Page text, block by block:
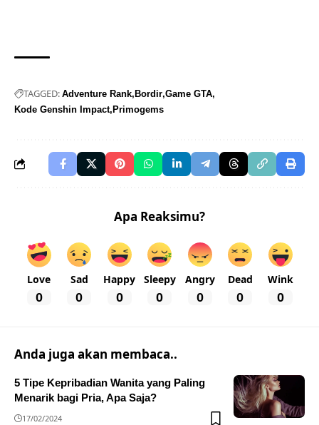
TAGGED: Adventure Rank Bordir Game GTA
Kode Genshin Impact Primogems
Apa Reaksimu?
Love
0
Sad
0
Happy
0
Sleepy
0
Angry
0
Dead
0
Wink
0
Anda juga akan membaca..
5 Tipe Kepribadian Wanita yang Paling
Menarik bagi Pria, Apa Saja?
17/02/2024